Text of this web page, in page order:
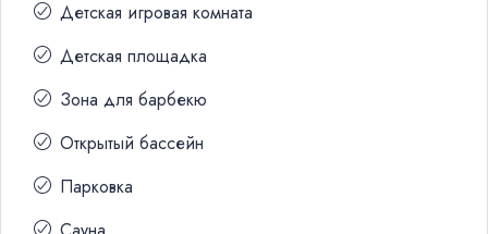
Детская игровая комната
Детская площадка
Зона для барбекю
Открытый бассейн
Парковка